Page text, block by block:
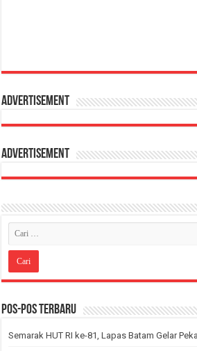
Advertisement
Advertisement
Pos-pos Terbaru
Semarak HUT RI ke-81, Lapas Batam Gelar